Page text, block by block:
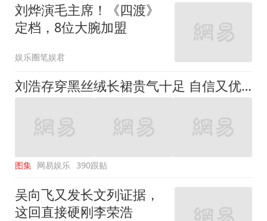
刘烨演毛主席！《四渡》
定档，8位大腕加盟
娱乐圈笔娱君
刘浩存穿黑丝绒长裙贵气十足 自信又优雅
图集 网易娱乐 390跟贴
吴向飞又发长文列证据，
这回直接硬刚李荣浩